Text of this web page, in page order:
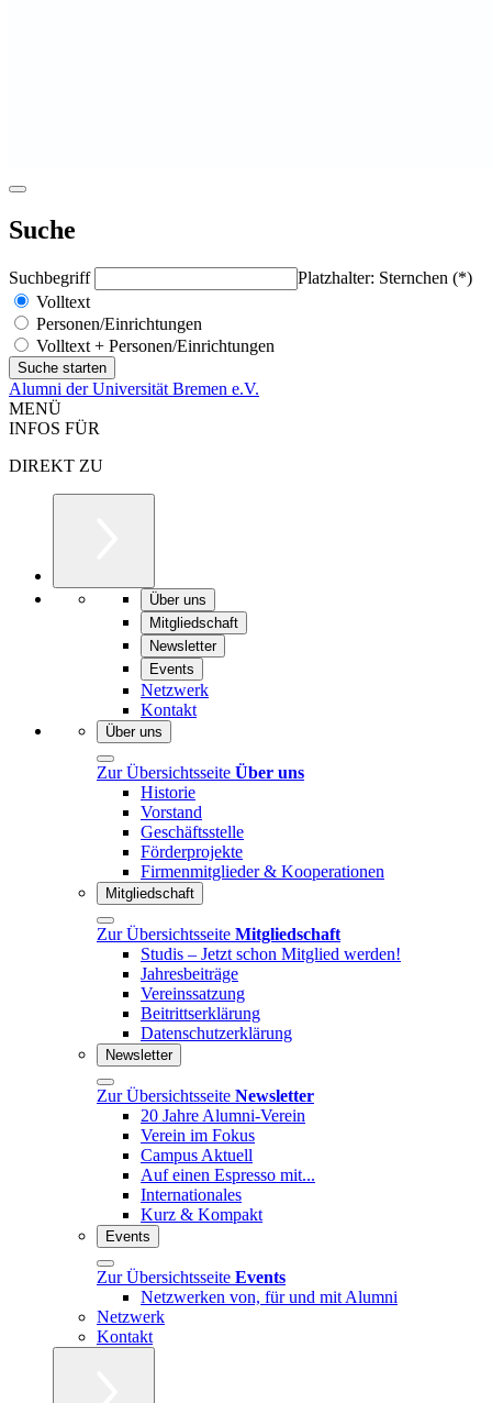
Suche
Suchbegriff
Platzhalter: Sternchen (*)
Volltext
Personen/Einrichtungen
Volltext + Personen/Einrichtungen
Alumni der Universität Bremen e.V.
MENÜ
INFOS FÜR
DIREKT ZU
Über uns
Mitgliedschaft
Newsletter
Events
Netzwerk
Kontakt
Über uns
Zur Übersichtsseite Über uns
Historie
Vorstand
Geschäftsstelle
Förderprojekte
Firmenmitglieder & Kooperationen
Mitgliedschaft
Zur Übersichtsseite Mitgliedschaft
Studis – Jetzt schon Mitglied werden!
Jahresbeiträge
Vereinssatzung
Beitrittserklärung
Datenschutzerklärung
Newsletter
Zur Übersichtsseite Newsletter
20 Jahre Alumni-Verein
Verein im Fokus
Campus Aktuell
Auf einen Espresso mit...
Internationales
Kurz & Kompakt
Events
Zur Übersichtsseite Events
Netzwerken von, für und mit Alumni
Netzwerk
Kontakt